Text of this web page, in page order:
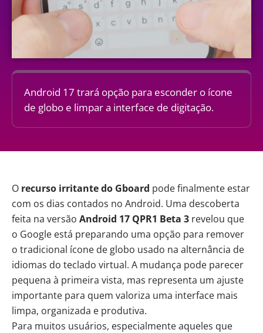
Android 17 trará opção para esconder o ícone
de globo e limpar a interface de digitação.
O recurso irritante do Gboard pode finalmente estar
com os dias contados no Android. Uma descoberta
feita na versão Android 17 QPR1 Beta 3 revelou que
o Google está preparando uma opção para remover
o tradicional ícone de globo usado na alternância de
idiomas do teclado virtual. A mudança pode parecer
pequena à primeira vista, mas representa um ajuste
importante para quem valoriza uma interface mais
limpa, organizada e produtiva.
Para muitos usuários, especialmente aqueles que